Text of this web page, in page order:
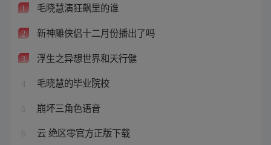
1 毛晓慧演狂飙里的谁
2 新神雕侠侣十二月份播出了吗
3 浮生之异想世界和天行健
4 毛晓慧的毕业院校
5 崩坏三角色语音
6 云 绝区零官方正版下载